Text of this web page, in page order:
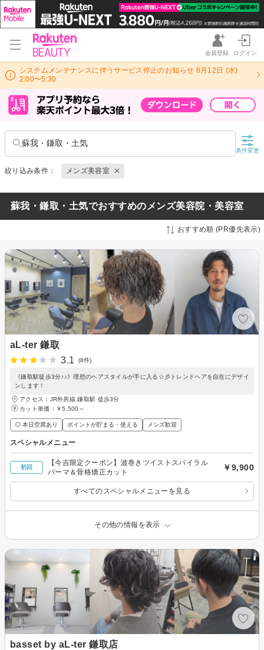
会員登録 ログイン
システムメンテナンスに伴うサービス停止のお知らせ 8月12日 (水)
2:00〜5:30
蘇我・鎌取・土気
条件変更
絞り込み条件： メンズ美容室
蘇我・鎌取・土気でおすすめのメンズ美容院・美容室
おすすめ順 (PR優先表示)
aL-ter 鎌取
3.1
(8件)
《鎌取駅徒歩3分♪♪》理想のヘアスタイルが手に入る☆彡トレンドヘアを自在にデザイ
ンします！
アクセス：JR外房線 鎌取駅 徒歩3分
カット単価： ￥5,500～
◎ 本日空席あり ポイントが貯まる・使える メンズ歓迎
スペシャルメニュー
初回
【今吉限定クーポン】波巻きツイストスパイラル
パーマ＆骨格矯正カット
￥9,900
すべてのスペシャルメニューを見る
その他の情報を表示
basset by aL-ter 鎌取店